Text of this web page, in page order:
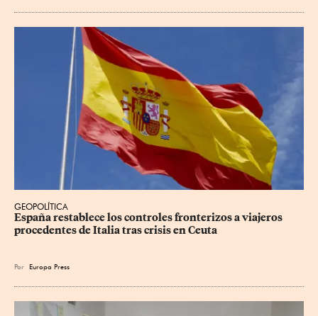
GEOPOLÍTICA
España restablece los controles fronterizos a viajeros
procedentes de Italia tras crisis en Ceuta
Por Europa Press